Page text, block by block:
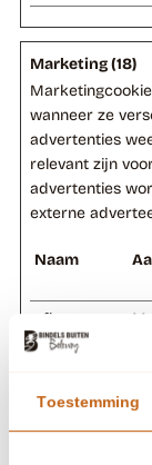
Toestemming
Marketing (18)
wanneer ze
advertenties
relevant zijn
advertenties
externe
Naam
_fbp